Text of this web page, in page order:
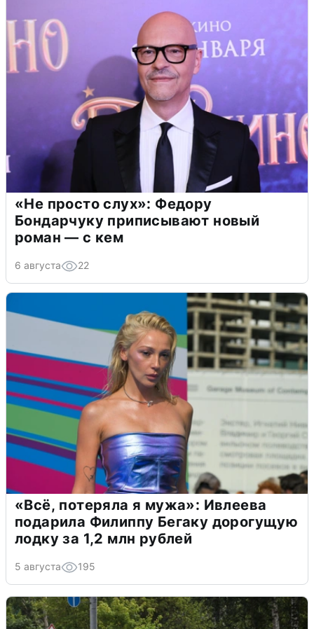
«Не просто слух»: Федору
Бондарчуку приписывают новый
роман — с кем
6 августа 22
«Всё, потеряла я мужа»: Ивлеева
подарила Филиппу Бегаку дорогущую
лодку за 1,2 млн рублей
5 августа 195